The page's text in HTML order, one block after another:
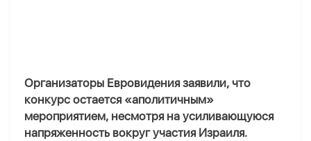
Организаторы Евровидения заявили, что
конкурс остается «аполитичным»
мероприятием, несмотря на усиливающуюся
напряженность вокруг участия Израиля.